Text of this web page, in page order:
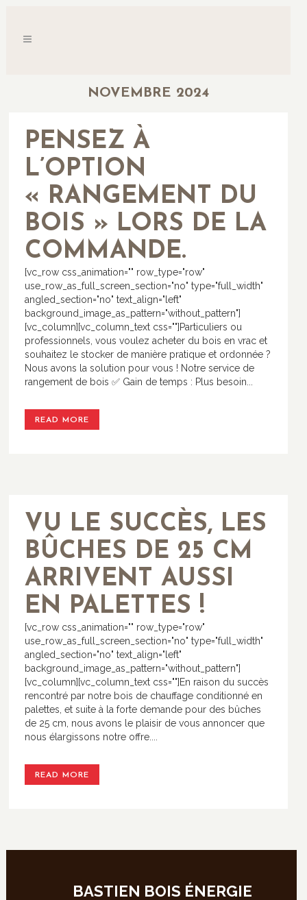
NOVEMBRE 2024
PENSEZ À
L’OPTION
« RANGEMENT DU
BOIS » LORS DE LA
COMMANDE.
[vc_row css_animation="" row_type="row"
use_row_as_full_screen_section="no" type="full_width"
angled_section="no" text_align="left"
background_image_as_pattern="without_pattern"]
[vc_column][vc_column_text css=""]Particuliers ou
professionnels, vous voulez acheter du bois en vrac et
souhaitez le stocker de manière pratique et ordonnée ?
Nous avons la solution pour vous ! Notre service de
rangement de bois ✅ Gain de temps : Plus besoin...
READ MORE
VU LE SUCCÈS, LES
BÛCHES DE 25 CM
ARRIVENT AUSSI
EN PALETTES !
[vc_row css_animation="" row_type="row"
use_row_as_full_screen_section="no" type="full_width"
angled_section="no" text_align="left"
background_image_as_pattern="without_pattern"]
[vc_column][vc_column_text css=""]En raison du succès
rencontré par notre bois de chauffage conditionné en
palettes, et suite à la forte demande pour des bûches
de 25 cm, nous avons le plaisir de vous annoncer que
nous élargissons notre offre....
READ MORE
BASTIEN BOIS ÉNERGIE